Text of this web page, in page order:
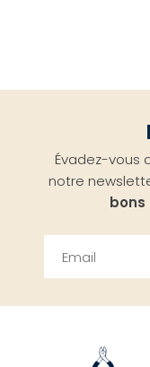
Évadez-vous
notre